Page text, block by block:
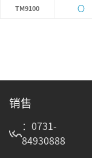
TM9100 〇
销售
：0731-
84930888